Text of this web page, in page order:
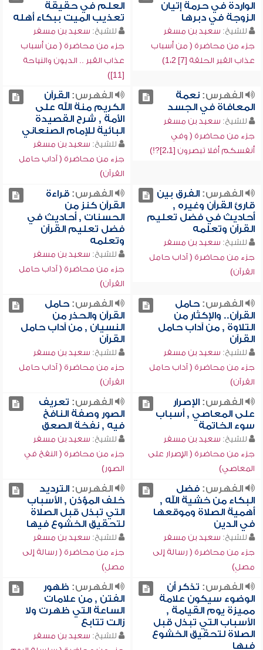
الواردة في حرمة إتيان
الزوجة في دبرها
للشيخ: سعيد بن مسفر
جزء من محاضرة ( من أسباب
عذاب القبر الحلقة [7] 1،2)
العلم في حقيقة
تعذيب الميت ببكاء أهله
للشيخ: سعيد بن مسفر
جزء من محاضرة ( من أسباب
عذاب القبر .. الديون والنياحة
[11])
الفهرس:نعمة
المعافاة في الجسد
للشيخ: سعيد بن مسفر
جزء من محاضرة ( وفي
أنفسكم أفلا تبصرون [2،1]?!)
الفهرس:القرآن
الكريم منة الله على
الأمة , شرح القصيدة
البائية للإمام الصنعاني
للشيخ: سعيد بن مسفر
جزء من محاضرة ( آداب حامل
القرآن)
الفهرس:الفرق بين
قارئ القرآن وغيره ,
أحاديث في فضل تعليم
القرآن وتعلمه
للشيخ: سعيد بن مسفر
جزء من محاضرة ( آداب حامل
القرآن)
الفهرس:قراءة
القرآن كنز من
الحسنات , أحاديث في
فضل تعليم القرآن
وتعلمه
للشيخ: سعيد بن مسفر
جزء من محاضرة ( آداب حامل
القرآن)
الفهرس:حامل
القرآن.. والإكثار من
التلاوة , من آداب حامل
القرآن
للشيخ: سعيد بن مسفر
جزء من محاضرة ( آداب حامل
القرآن)
الفهرس:حامل
القرآن والحذر من
النسيان , من آداب حامل
القرآن
للشيخ: سعيد بن مسفر
جزء من محاضرة ( آداب حامل
القرآن)
الفهرس:الإصرار
على المعاصي , أسباب
سوء الخاتمة
للشيخ: سعيد بن مسفر
جزء من محاضرة ( الإصرار على
المعاصي)
الفهرس: تعريف
الصور وصفة النافخ
فيه , نفخة الصعق
للشيخ: سعيد بن مسفر
جزء من محاضرة ( النفخ في
الصور)
الفهرس:فضل
البكاء من خشية الله ,
أهمية الصلاة وموقعها
في الدين
للشيخ: سعيد بن مسفر
جزء من محاضرة ( رسالة إلى
مصلٍ)
الفهرس:الترديد
خلف المؤذن , الأسباب
التي تبذل قبل الصلاة
لتحقيق الخشوع فيها
للشيخ: سعيد بن مسفر
جزء من محاضرة ( رسالة إلى
مصلٍ)
الفهرس: تذكر أن
الوضوء سيكون علامة
مميزة يوم القيامة ,
الأسباب التي تبذل قبل
الصلاة لتحقيق الخشوع
فيها
الفهرس: ظهور
الفتن , من علامات
الساعة التي ظهرت ولا
زالت تتابع
للشيخ: سعيد بن مسفر